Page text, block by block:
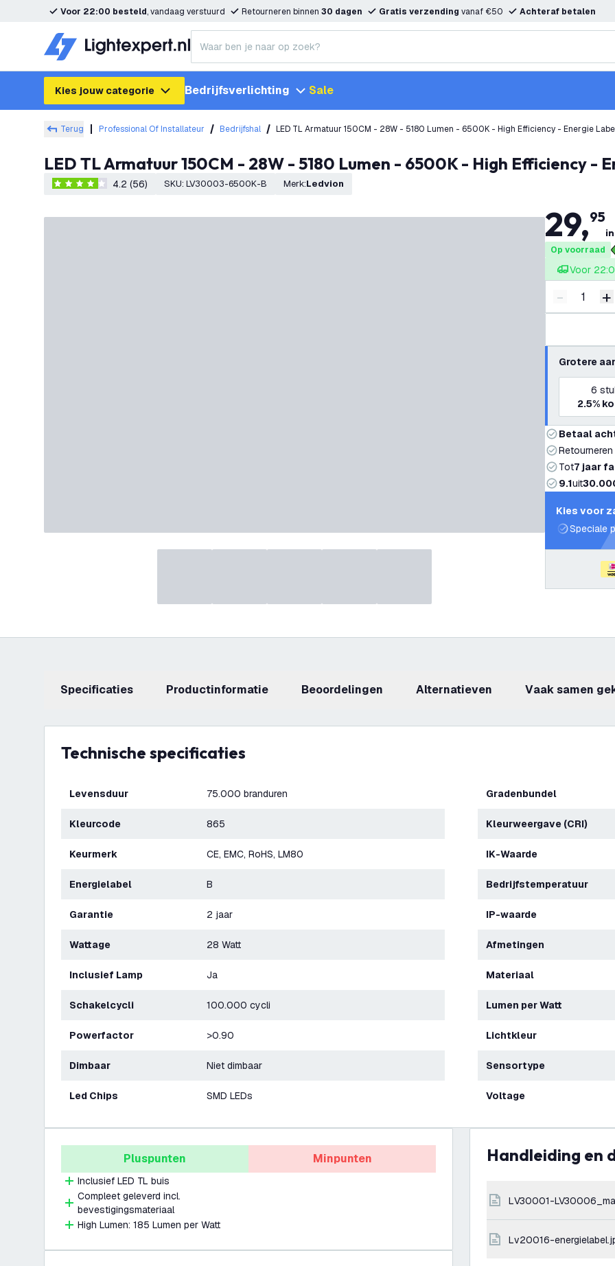
Voor 22:00 besteld, vandaag verstuurd Retourneren binnen 30 dagen Gratis verzending vanaf €50 Achteraf betalen
Kies jouw categorie Bedrijfsverlichting Sale
Terug Professional Of Installateur Bedrijfshal LED TL Armatuur 150CM - 28W - 5180 Lumen - 6500K - High Efficiency -
LED TL Armatuur 150CM - 28W - 5180 Lumen - 6500K - High Efficiency -
4.2 score sterren4.2 (56) SKU: LV30003-6500K-B Merk: Ledvion
29,95
Op voorraad
Voor
Verminder
- +
Grotere
6
2.5%
Betaal
Tot7 jaar
9.1uit
Kies voor
Speciale
Specificaties productinformatie beoordelingen Alternatieven Vaak samen
Technische specificaties
Levensduur 75.000 branduren
Kleurcode 865
Keurmerk CE, EMC, RoHS, LM80
Energielabel B
Garantie 2 jaar
Wattage 28 Watt
Inclusief Lamp Ja
Schakelcycli 100.000 cycli
Powerfactor >0.90
Dimbaar Niet dimbaar
Led Chips SMD LEDs
Gradenbundel
Kleurweergave (CRI)
IK-Waarde
Bedrijfstemperatuur
IP-waarde
Afmetingen
Materiaal
Lumen per Watt
Lichtkleur
Sensortype
Voltage
Pluspunten
Inclusief LED TL buis
Compleet geleverd incl.
bevestigingsmateriaal
High Lumen: 185 Lumen per Watt
Minpunten Handleiding en
LV30001-
lv20016-